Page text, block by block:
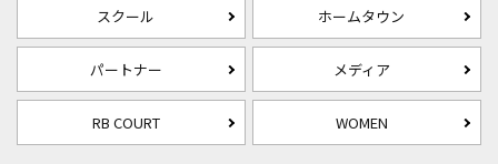
スクール ホームタウン
パートナー メディア
RB COURT WOMEN